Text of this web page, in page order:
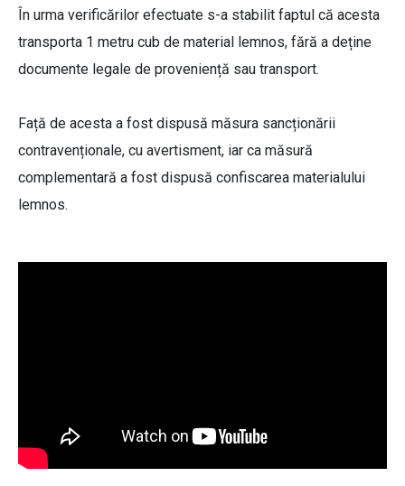
În urma verificărilor efectuate s-a stabilit faptul că acesta
transporta 1 metru cub de material lemnos, fără a deține
documente legale de proveniență sau transport.
Față de acesta a fost dispusă măsura sancționării
contravenționale, cu avertisment, iar ca măsură
complementară a fost dispusă confiscarea materialului
lemnos.